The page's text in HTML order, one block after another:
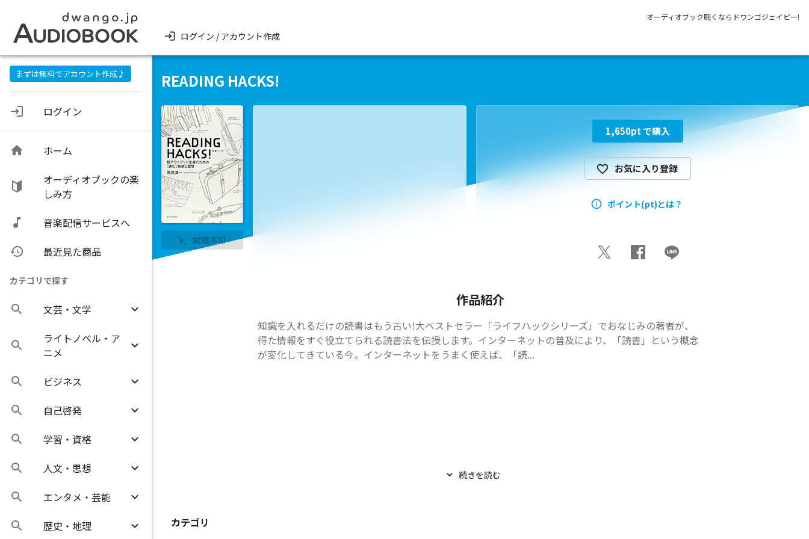
オーディオブック聴くならドワンゴジェイピー!
ログイン / アカウント作成
まずは無料でアカウント作成♪
ログイン
ホーム
オーディオブックの楽
しみ方
音楽配信サービスへ
最近見た商品
カテゴリで探す
文芸・文学
ライトノベル・ア
ニメ
ビジネス
自己啓発
学習・資格
人文・思想
エンタメ・芸能
歴史・地理
READING HACKS!
試聴不可
1,650pt で購入
お気に入り登録
ポイント(pt)とは？
作品紹介
知識を入れるだけの読書はもう古い!大ベストセラー「ライフハックシリーズ」でおなじみの著者が、
得た情報をすぐ役立てられる読書法を伝授します。インターネットの普及により、「読書」という概念
が変化してきている今。インターネットをうまく使えば、「読...
続きを読む
カテゴリ